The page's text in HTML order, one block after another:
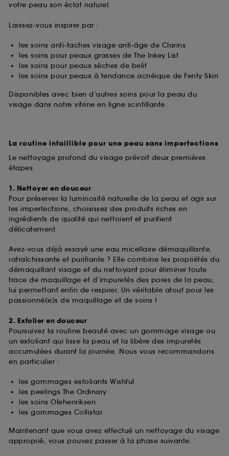
votre peau son éclat naturel.
Laissez-vous inspirer par :
les soins anti-taches visage anti-âge de Clarins
les soins pour peaux grasses de The Inkey List
les soins pour peaux sèches de belif
les soins pour peaux à tendance acnéique de Fenty Skin
Disponibles avec bien d’autres soins pour la peau du
visage dans notre vitrine en ligne scintillante.
La routine infaillible pour une peau sans imperfections
Le nettoyage profond du visage prévoit deux premières
étapes.
1. Nettoyer en douceur
Pour préserver la luminosité naturelle de la peau et agir sur
les imperfections, choisissez des produits riches en
ingrédients de qualité qui nettoient et purifient
délicatement.
Avez-vous déjà essayé une eau micellaire démaquillante,
rafraîchissante et purifiante ? Elle combine les propriétés du
démaquillant visage et du nettoyant pour éliminer toute
trace de maquillage et d’impuretés des pores de la peau,
lui permettant enfin de respirer. Un véritable atout pour les
passionné(e)s de maquillage et de soins !
2. Exfolier en douceur
Poursuivez la routine beauté avec un gommage visage ou
un exfoliant qui lisse la peau et la libère des impuretés
accumulées durant la journée. Nous vous recommandons
en particulier :
les gommages exfoliants Wishful
les peelings The Ordinary
les soins Olehenriksen
les gommages Collistar
Maintenant que vous avez effectué un nettoyage du visage
approprié, vous pouvez passer à la phase suivante.